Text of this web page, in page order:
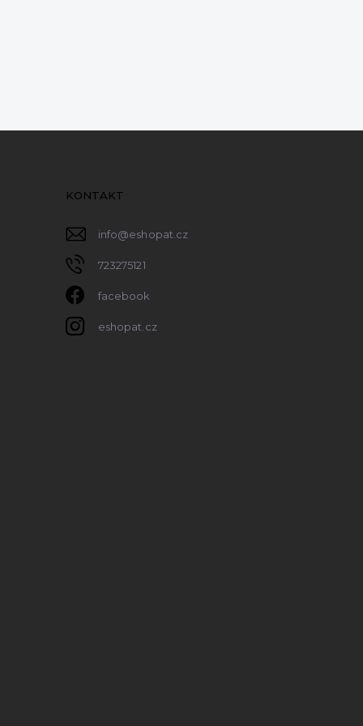
KONTAKT
info@eshopat.cz
723275121
facebook
eshopat.cz